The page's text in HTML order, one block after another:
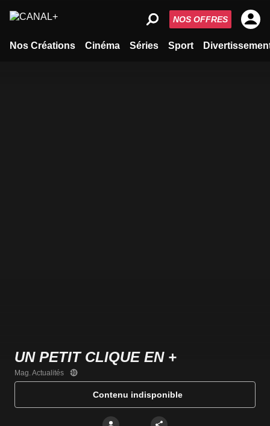
Nos Créations Cinéma Séries Sport
NOS OFFRES
UN PETIT CLIQUE EN +
Mag. Actualités
Contenu indisponible